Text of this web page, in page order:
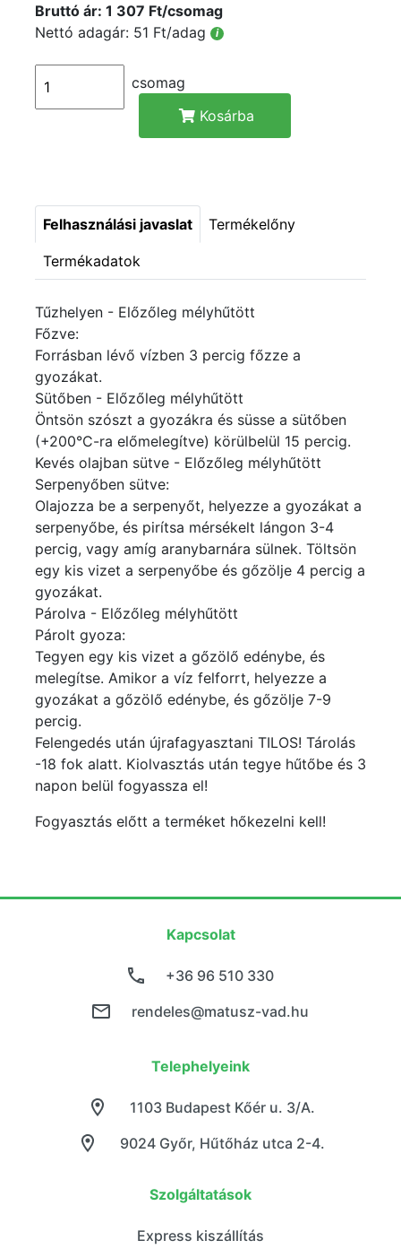
Bruttó ár: 1 307 Ft/csomag
Nettó adagár: 51 Ft/adag
i
csomag
Kosárba
Felhasználási javaslat Termékelőny
Termékadatok
Tűzhelyen - Előzőleg mélyhűtött
Főzve:
Forrásban lévő vízben 3 percig főzze a
gyozákat.
Sütőben - Előzőleg mélyhűtött
Öntsön szószt a gyozákra és süsse a sütőben
(+200°C-ra előmelegítve) körülbelül 15 percig.
Kevés olajban sütve - Előzőleg mélyhűtött
Serpenyőben sütve:
Olajozza be a serpenyőt, helyezze a gyozákat a
serpenyőbe, és pirítsa mérsékelt lángon 3-4
percig, vagy amíg aranybarnára sülnek. Töltsön
egy kis vizet a serpenyőbe és gőzölje 4 percig a
gyozákat.
Párolva - Előzőleg mélyhűtött
Párolt gyoza:
Tegyen egy kis vizet a gőzölő edénybe, és
melegítse. Amikor a víz felforrt, helyezze a
gyozákat a gőzölő edénybe, és gőzölje 7-9
percig.
Felengedés után újrafagyasztani TILOS! Tárolás
-18 fok alatt. Kiolvasztás után tegye hűtőbe és 3
napon belül fogyassza el!
Fogyasztás előtt a terméket hőkezelni kell!
Kapcsolat
+36 96 510 330
rendeles@matusz-vad.hu
Telephelyeink
9024 Győr, Hűtőház utca 2-4.
1103 Budapest Kőér u. 3/A.
Szolgáltatások
Express kiszállítás